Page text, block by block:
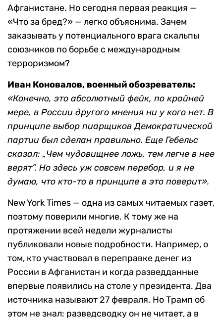
Афганистане. Но сегодня первая реакция —
«Что за бред?» — легко объяснима. Зачем
заказывать у потенциального врага скальпы
союзников по борьбе с международным
терроризмом?
Иван Коновалов, военный обозреватель:
«Конечно, это абсолютный фейк, по крайней
мере, в России другого мнения ни у кого нет. В
принципе выбор пиарщиков Демократической
партии был сделан правильно. Еще Гебельс
сказал: „Чем чудовищнее ложь, тем легче в нее
верят”. Но здесь уж совсем перебор, и я не
думаю, что кто-то в принципе в это поверит».
New York Times — одна из самых читаемых газет,
поэтому поверили многие. К тому же на
протяжении всей недели журналисты
публиковали новые подробности. Например, о
том, кто участвовал в переправке денег из
России в Афганистан и когда разведданные
впервые появились на столе у президента. Два
источника называют 27 февраля. Но Трамп об
этом не знал: разведсводку он не читает, а в